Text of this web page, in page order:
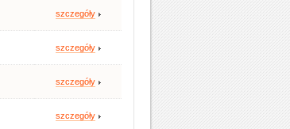
szczegóły
szczegóły
szczegóły
szczegóły